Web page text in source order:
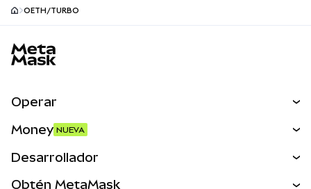
OETH/TURBO
Operar
Money NUEVA
Desarrollador
Obtén MetaMask